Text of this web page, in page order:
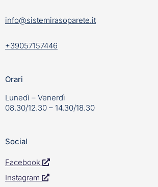
info@sistemirasoparete.it
+39057157446
Orari
Lunedì – Venerdì
08.30/12.30 – 14.30/18.30
Social
Facebook
Instagram